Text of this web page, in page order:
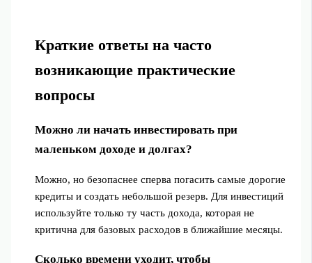
Краткие ответы на часто
возникающие практические
вопросы
Можно ли начать инвестировать при
маленьком доходе и долгах?
Можно, но безопаснее сперва погасить самые дорогие
кредиты и создать небольшой резерв. Для инвестиций
используйте только ту часть дохода, которая не
критична для базовых расходов в ближайшие месяцы.
Сколько времени уходит, чтобы